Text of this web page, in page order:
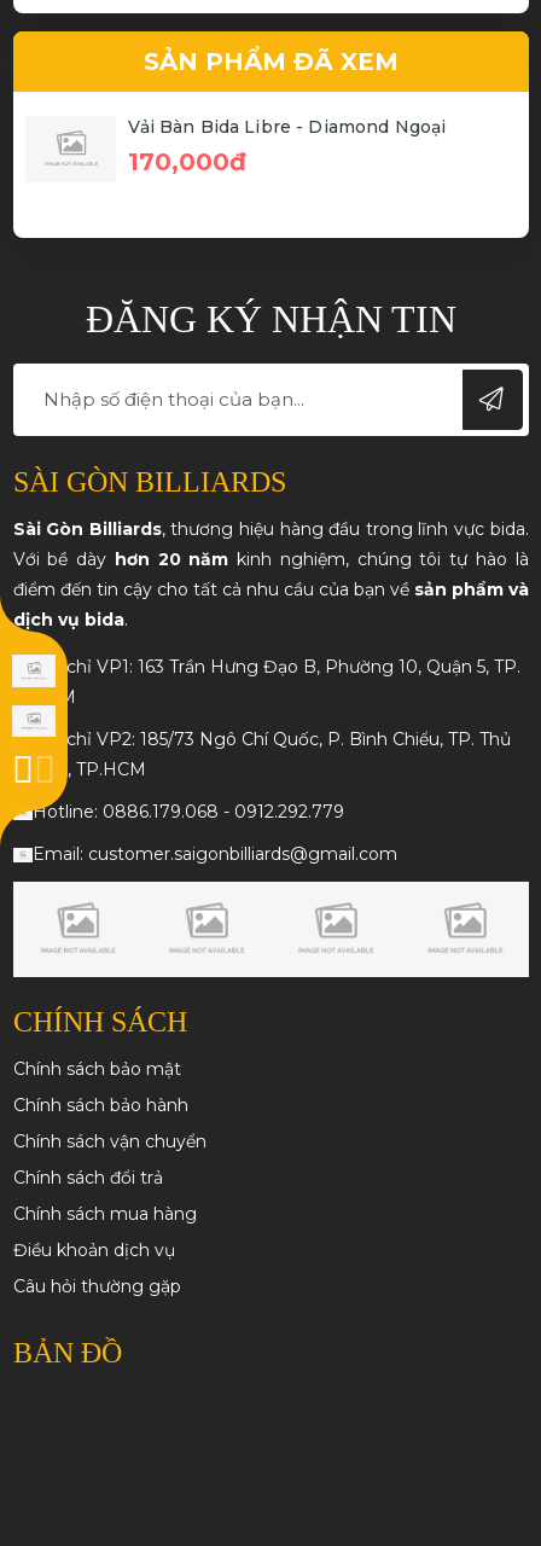
SẢN PHẨM ĐÃ XEM
Vải Bàn Bida Libre - Diamond Ngoại
170,000đ
ĐĂNG KÝ NHẬN TIN
SÀI GÒN BILLIARDS
Sài Gòn Billiards, thương hiệu hàng đầu trong lĩnh vực bida.
Với bề dày hơn 20 năm kinh nghiệm, chúng tôi tự hào là
điểm đến tin cậy cho tất cả nhu cầu của bạn về sản phẩm và
dịch vụ bida.
Địa chỉ VP1: 163 Trần Hưng Đạo B, Phường 10, Quận 5, TP.
HCM
Địa chỉ VP2: 185/73 Ngô Chí Quốc, P. Bình Chiểu, TP. Thủ
Đức, TP.HCM
Hotline: 0886.179.068 - 0912.292.779
Email: customer.saigonbilliards@gmail.com
CHÍNH SÁCH
Chính sách bảo mật
Chính sách bảo hành
Chính sách vận chuyển
Chính sách đổi trả
Chính sách mua hàng
Điều khoản dịch vụ
Câu hỏi thường gặp
BẢN ĐỒ